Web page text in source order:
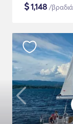
$1,148 /βραδιά